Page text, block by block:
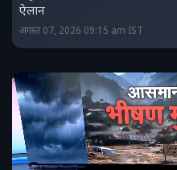
ऐलान
अगस्त 07, 2026 09:15 am IST